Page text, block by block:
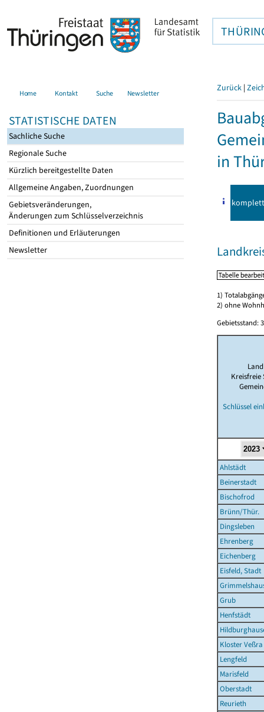
Home Kontakt Suche Newsletter
STATISTISCHE DATEN
Sachliche Suche
Regionale Suche
Kürzlich bereitgestellte Daten
Allgemeine Angaben, Zuordnungen
Gebietsveränderungen,
Änderungen zum Schlüsselverzeichnis
Definitionen und Erläuterungen
Newsletter
Zurück |
in
komplett
1)
2) ohne
Gebietsstand:
Land
Kreisfreie
Schlüssel
Ahlstädt
Beinerstadt
Bischofrod
Brünn/Thür.
Dingsleben
Ehrenberg
Eichenberg
Eisfeld, Stadt
Grub
Henfstädt
Kloster Veßra
Lengfeld
Marisfeld
Oberstadt
Reurieth